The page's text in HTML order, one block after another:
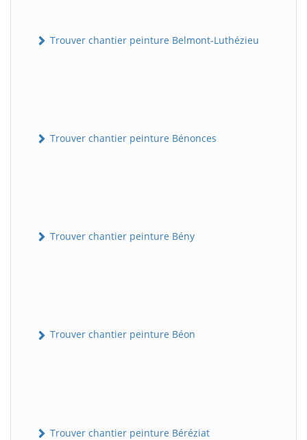
Trouver chantier peinture Belmont-Luthézieu
Trouver chantier peinture Bénonces
Trouver chantier peinture Bény
Trouver chantier peinture Béon
Trouver chantier peinture Béréziat